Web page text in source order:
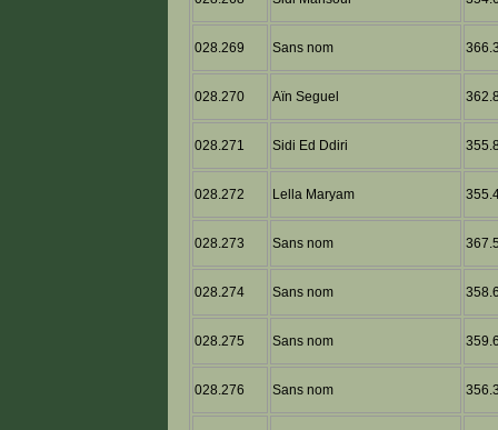
028.269 Sans nom
028.270 Aïn Seguel
028.271 Sidi Ed Ddiri
028.272 Lella Maryam
028.273 Sans nom
028.274 Sans nom
028.275 Sans nom
028.276 Sans nom